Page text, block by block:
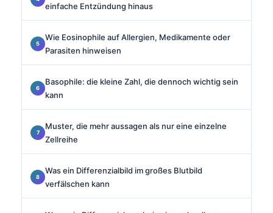
einfache Entzündung hinaus
Wie Eosinophile auf Allergien, Medikamente oder
Parasiten hinweisen
Basophile: die kleine Zahl, die dennoch wichtig sein
kann
Muster, die mehr aussagen als nur eine einzelne
Zellreihe
Was ein Differenzialbild im großes Blutbild
verfälschen kann